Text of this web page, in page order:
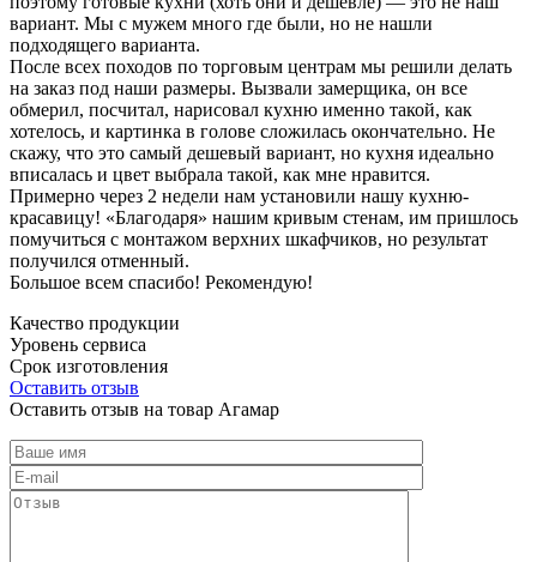
вариант. Мы с мужем много где были, но не нашли
подходящего варианта.
После всех походов по торговым центрам мы решили делать
на заказ под наши размеры. Вызвали замерщика, он все
обмерил, посчитал, нарисовал кухню именно такой, как
хотелось, и картинка в голове сложилась окончательно. Не
скажу, что это самый дешевый вариант, но кухня идеально
вписалась и цвет выбрала такой, как мне нравится.
Примерно через 2 недели нам установили нашу кухню-
красавицу! «Благодаря» нашим кривым стенам, им пришлось
помучиться с монтажом верхних шкафчиков, но результат
получился отменный.
Большое всем спасибо! Рекомендую!
Качество продукции
Уровень сервиса
Срок изготовления
Оставить отзыв
Оставить отзыв на товар Агамар